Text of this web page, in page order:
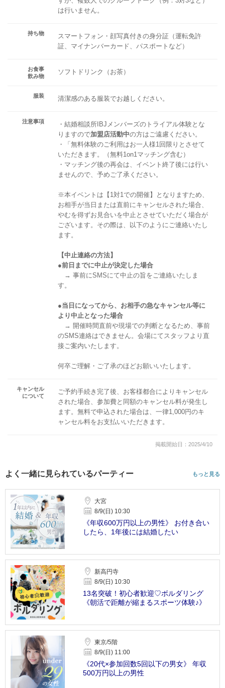
は行いません。
持ち物
スマートフォン・顔写真付きの身分証（運転免許
証、マイナンバーカード、パスポートなど）
お食事
飲み物
ソフトドリンク（お茶）
服装 清潔感のある服装でお越しください。
注意事項
・結婚相談所IBJメンバーズのトライアル体験とな
りますので加盟店活動中の方はご遠慮ください。
・「無料体験のご利用はお一人様1回限りとさせて
いただきます。（無料1on1マッチング含む）
・マッチング後の再会は、イベント終了後には行い
ませんので、予めご了承ください。
※本イベントは【1対1での開催】となりますため、
お相手が当日または直前にキャンセルされた場合、
やむを得ずお見合いを中止とさせていただく場合が
ございます。その際は、以下のようにご連絡いたし
ます。
【中止連絡の方法】
●前日までに中止が決定した場合
→ 事前にSMSにて中止の旨をご連絡いたしま
す。
●当日になってから、お相手の急なキャンセル等に
より中止となった場合
→ 開催時間直前や現場での判断となるため、事前
のSMS連絡はできません。会場にてスタッフより直
接ご案内いたします。
何卒ご理解・ご了承のほどお願いいたします。
キャンセル
について
ご予約手続き完了後、お客様都合によりキャンセル
された場合、参加費と同額のキャンセル料が発生し
ます。無料で申込された場合は、一律1,000円のキ
ャンセル料をお支払いいただきます。
掲載開始日：2025/4/10
よく一緒に見られているパーティー もっと見る
大宮
8/9(日) 10:30
《年収600万円以上の男性》 お付き合い
したら、1年後には結婚したい
新高円寺
8/9(日) 10:30
13名突破！初心者歓迎♡ボルダリング
《朝活で距離が縮まるスポーツ体験♪》
東京/5階
8/9(日) 11:00
《20代×参加回数5回以下の男女》 年収
500万円以上の男性